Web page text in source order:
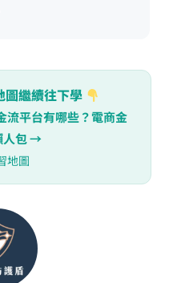
圖繼續往下學
流平台有哪些？電商金
人包 →
地圖